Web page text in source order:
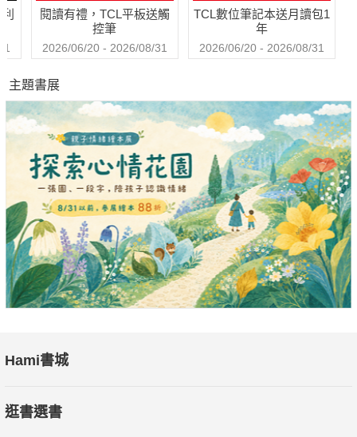
閱讀有禮，TCL平板送觸
控筆
2026/06/20 - 2026/08/31
TCL數位筆記本送月讀包1
年
2026/06/20 - 2026/08/31
主題書展
Hami書城
逛書選書